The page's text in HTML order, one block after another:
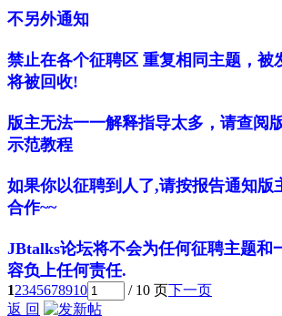
不另外通知
禁止在各个征聘区 重复相同主题，被
将被回收!
版主无法一一解释指导太多，请查阅
示范教程
如果你以征聘到人了,请按报告通知
合作~~
JBtalks论坛将不会为任何征聘主题和
容负上任何责任.
12345678910 / 10 页下一页
返 回